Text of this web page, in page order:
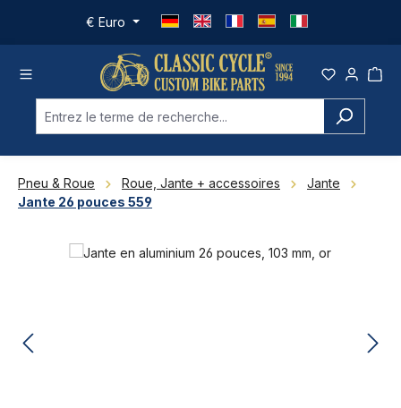
Passer au contenu principal
€ Euro
Pneu & Roue Roue, Jante + accessoires
Jante
Jante 26 pouces 559
Ignorer la galerie d'images